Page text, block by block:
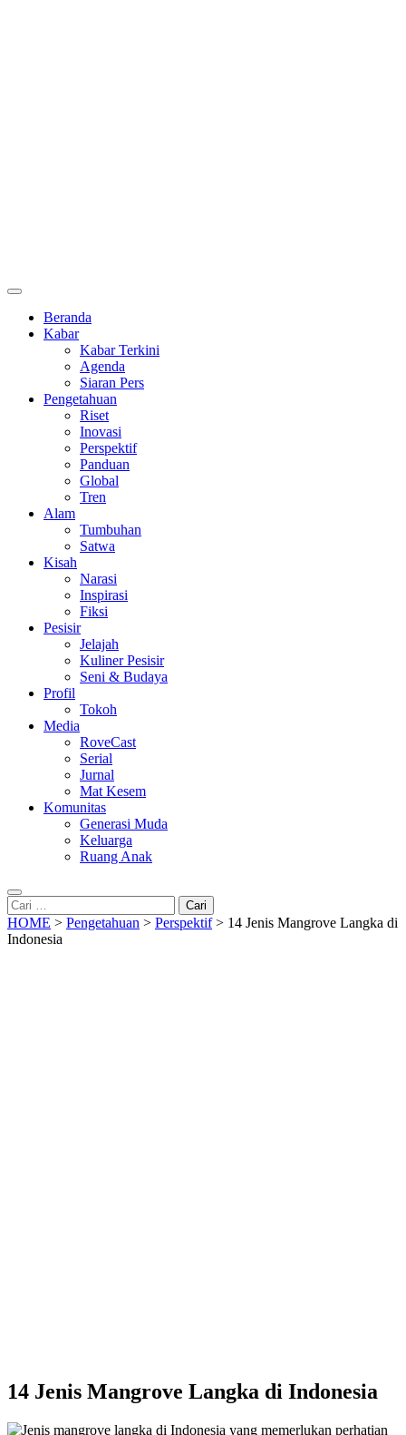
Beranda
Kabar
Kabar Terkini
Agenda
Siaran Pers
Pengetahuan
Riset
Inovasi
Perspektif
Panduan
Global
Tren
Alam
Tumbuhan
Satwa
Kisah
Narasi
Inspirasi
Fiksi
Pesisir
Jelajah
Kuliner Pesisir
Seni & Budaya
Profil
Tokoh
Media
RoveCast
Serial
Jurnal
Mat Kesem
Komunitas
Generasi Muda
Keluarga
Ruang Anak
Cari
untuk:
HOME > Pengetahuan > Perspektif> 14 Jenis Mangrove Langka di
Indonesia
14 Jenis Mangrove Langka di Indonesia